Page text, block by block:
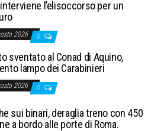
interviene l’elisoccorso per un
2026 0
sventato al Conad di Aquino,
lampo dei Carabinieri
2026 0
sui binari, deraglia treno con 450
a bordo alle porte di Roma.